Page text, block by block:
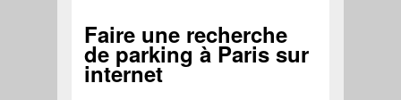
Faire une recherche
de parking à Paris sur
internet